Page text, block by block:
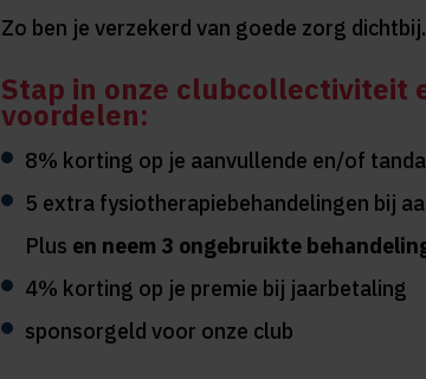
Zo ben je verzekerd van goede zorg dichtbij.
Stap in onze clubcollectiviteit
voordelen:
8% korting op je aanvullende en/of
5 extra fysiotherapiebehandelingen bij
Plus en neem 3 ongebruikte
4% korting op je premie bij jaarbetaling
sponsorgeld voor onze club